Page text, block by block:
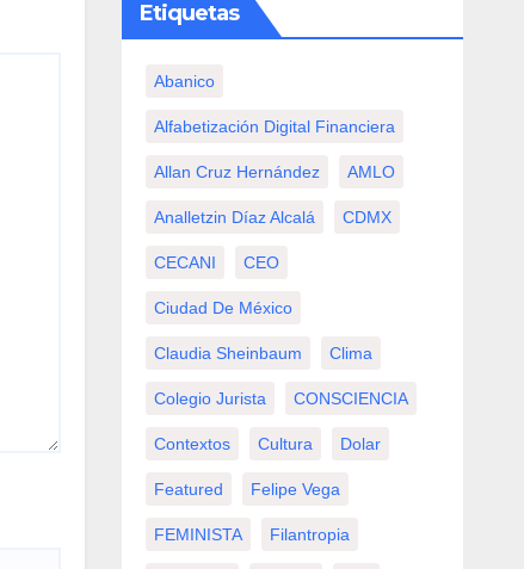
Etiquetas
Abanico
Alfabetización Digital Financiera
Allan Cruz Hernández AMLO
Analletzin Díaz Alcalá CDMX
CECANI CEO
Ciudad De México
Claudia Sheinbaum Clima
Colegio Jurista CONSCIENCIA
Contextos Cultura Dolar
Featured Felipe Vega
FEMINISTA Filantropia